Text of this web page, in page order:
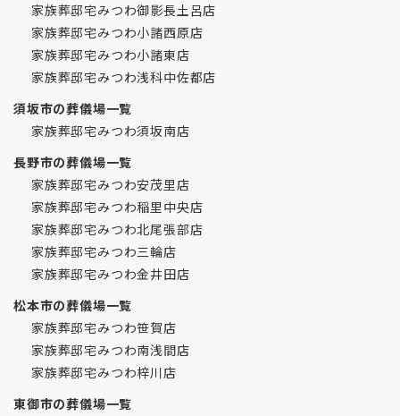
家族葬邸宅みつわ御影長土呂店
家族葬邸宅みつわ小諸西原店
家族葬邸宅みつわ小諸東店
家族葬邸宅みつわ浅科中佐都店
須坂市の葬儀場一覧
家族葬邸宅みつわ須坂南店
長野市の葬儀場一覧
家族葬邸宅みつわ安茂里店
家族葬邸宅みつわ稲里中央店
家族葬邸宅みつわ北尾張部店
家族葬邸宅みつわ三輪店
家族葬邸宅みつわ金井田店
松本市の葬儀場一覧
家族葬邸宅みつわ笹賀店
家族葬邸宅みつわ南浅間店
家族葬邸宅みつわ梓川店
東御市の葬儀場一覧